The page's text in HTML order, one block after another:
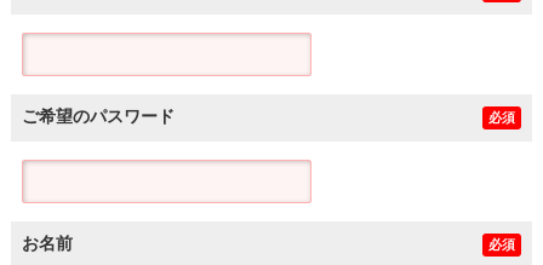
ご希望のパスワード 必須
お名前 必須